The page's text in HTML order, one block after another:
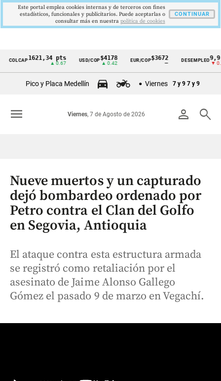
Cintillo
Colombia
1621,34 pts USD/COP$4178
▲ 0.42
EUR/COP$3672
—
DESEMPLEO9,9 %
▼ 0.30
Pico y Placa Medellín Viernes 7 y 9 7 y 9
person search
Viernes, 7 de Agosto de 2026
menu
Nueve muertos y un capturado
dejó bombardeo ordenado por
Petro contra el Clan del Golfo
en Segovia, Antioquia
El ataque contra esta estructura armada
se registró como retaliación por el
asesinato de Jaime Alonso Gallego
Gómez el pasado 9 de marzo en Vegachí.
Este portal emplea cookies internas y de terceros con fines
estadísticos, funcionales y publicitarios. Puede aceptarlas o
consultar más en nuestra politica de cookies
CONTINUAR